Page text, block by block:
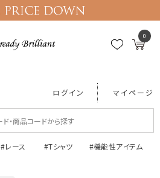
0
ログイン マイページ
#レース #Tシャツ #機能性アイテム